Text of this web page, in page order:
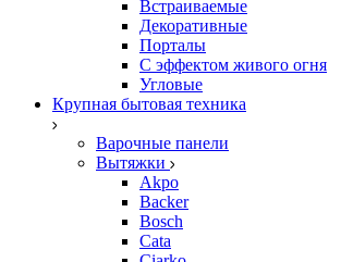
Встраиваемые
Декоративные
Порталы
С эффектом живого огня
Угловые
Крупная бытовая техника
Варочные панели
Вытяжки
Akpo
Backer
Bosch
Cata